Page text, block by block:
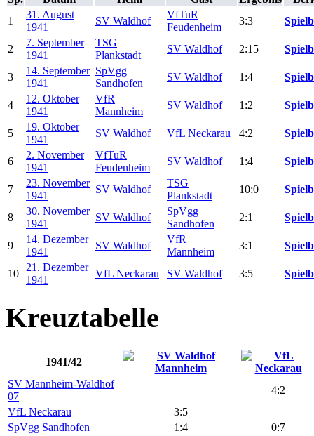
1
31. August
1941
SV Waldhof
VfTuR
Feudenheim
3:3
2
7. September
1941
TSG
Plankstadt
SV Waldhof 2:15
3
14. September
1941
SpVgg
Sandhofen
SV Waldhof 1:4
4
12. Oktober
1941
VfR
Mannheim
SV Waldhof 1:2
5
19. Oktober
1941
SV Waldhof VfL Neckarau 4:2
6
2. November
1941
VfTuR
Feudenheim
SV Waldhof 1:4
7
23. November
1941
SV Waldhof
TSG
Plankstadt
10:0
8
30. November
1941
SV Waldhof
SpVgg
Sandhofen
2:1
9
14. Dezember
1941
SV Waldhof
VfR
Mannheim
3:1
10
21. Dezember
1941
VfL Neckarau SV Waldhof 3:5
Kreuztabelle
1941/42
SV Mannheim-Waldhof
07
4:2
VfL Neckarau
3:5
SpVgg Sandhofen
1:4
0:7